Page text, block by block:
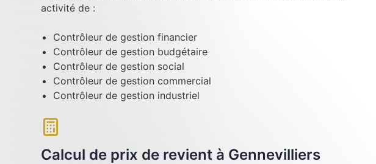
activité de :
Contrôleur de gestion financier
Contrôleur de gestion budgétaire
Contrôleur de gestion social
Contrôleur de gestion commercial
Contrôleur de gestion industriel
Calcul de prix de revient à Gennevilliers